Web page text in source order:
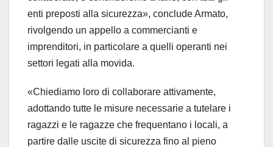
enti preposti alla sicurezza», conclude Armato,
rivolgendo un appello a commercianti e
imprenditori, in particolare a quelli operanti nei
settori legati alla movida.
«Chiediamo loro di collaborare attivamente,
adottando tutte le misure necessarie a tutelare i
ragazzi e le ragazze che frequentano i locali, a
partire dalle uscite di sicurezza fino al pieno